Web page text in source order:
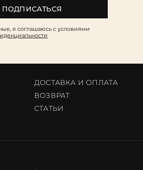
ПОДПИСАТЬСЯ
я соглашаюсь c условиями
ДОСТАВКА И ОПЛАТА
ВОЗВРАТ
CТАТЬИ